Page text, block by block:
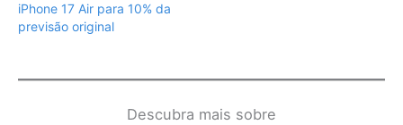
iPhone 17 Air para 10% da
previsão original
Descubra mais sobre